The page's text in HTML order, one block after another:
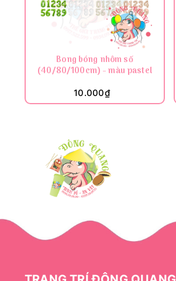
Bong bóng nhôm số
(40/80/100cm) - màu pastel
10.000₫